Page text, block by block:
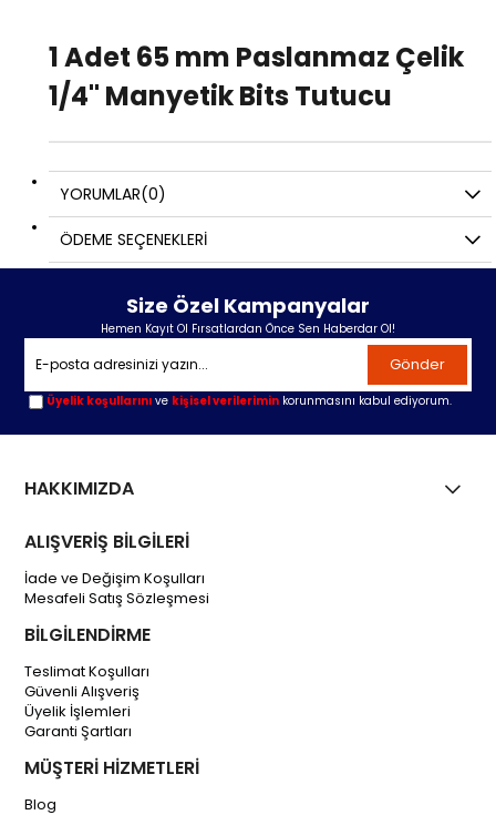
1 Adet 65 mm Paslanmaz Çelik
1/4" Manyetik Bits Tutucu
YORUMLAR(0)
ÖDEME SEÇENEKLERI
Size Özel Kampanyalar
Hemen Kayıt Ol Fırsatlardan Önce Sen Haberdar Ol!
Gönder
Üyelik koşullarını ve kişisel verilerimin korunmasını kabul ediyorum.
HAKKIMIZDA
ALIŞVERİŞ BİLGİLERİ
İade ve Değişim Koşulları
Mesafeli Satış Sözleşmesi
BİLGİLENDİRME
Teslimat Koşulları
Güvenli Alışveriş
Üyelik İşlemleri
Garanti Şartları
MÜŞTERİ HİZMETLERİ
Blog